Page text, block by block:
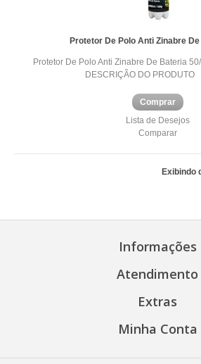
Protetor De Polo Anti Zinabre
Protetor De Polo Anti Zinabre De Bateria
DESCRIÇÃO DO PRODUTO
Comprar
Lista de Desejos
Comparar
Exibindo
Informações
Atendimento
Extras
Minha Conta